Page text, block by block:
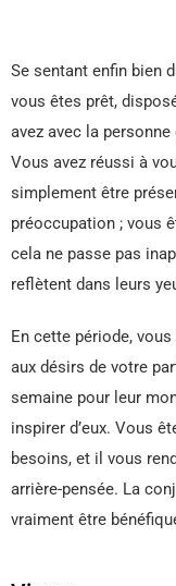
Se sentant enfin bien
vous êtes prêt,
avez avec la
Vous avez réussi à
simplement être
préoccupation ; vous
cela ne passe pas
reflètent dans leurs
En cette période,
aux désirs de votre
semaine pour leur
inspirer d’eux. Vous
besoins, et il vous
arrière-pensée. La
vraiment être